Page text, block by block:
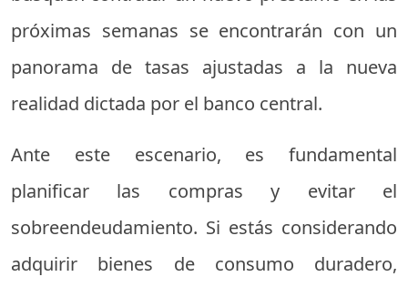
próximas semanas se encontrarán con un
panorama de tasas ajustadas a la nueva
realidad dictada por el banco central.
Ante este escenario, es fundamental
planificar las compras y evitar el
sobreendeudamiento. Si estás considerando
adquirir bienes de consumo duradero,